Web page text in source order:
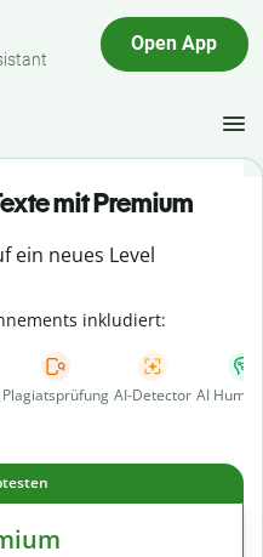
Open App
mit Premium
ein neues Level
inkludiert:
Plagiatsprüfung AI-Detector AI